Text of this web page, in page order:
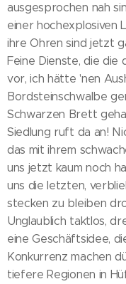
ausgesprochen nah
einer hochexplosiven
ihre Ohren sind jetzt
Feine Dienste, die
vor, ich hätte 'nen
Bordsteinschwalbe
Schwarzen Brett
Siedlung ruft da an!
das mit ihrem
uns jetzt kaum noch
uns die letzten,
stecken zu bleiben
Unglaublich taktlos,
eine Geschäftsidee,
Konkurrenz machen
tiefere Regionen in